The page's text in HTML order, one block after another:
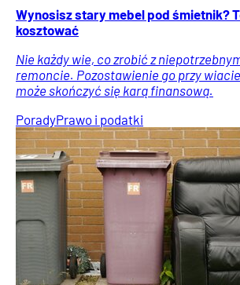
Wynosisz stary mebel pod śmietnik?
kosztować
Nie każdy wie, co zrobić z
remoncie. Pozostawienie go przy
może skończyć się karą finansową.
PoradyPrawo i podatki